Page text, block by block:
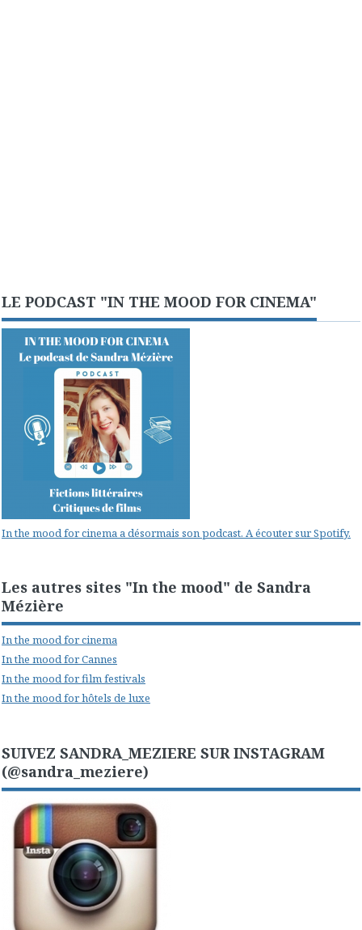
LE PODCAST "IN THE MOOD FOR CINEMA"
In the mood for cinema a désormais son podcast. A écouter sur Spotify.
Les autres sites "In the mood" de Sandra
Mézière
In the mood for cinema
In the mood for Cannes
In the mood for film festivals
In the mood for hôtels de luxe
SUIVEZ SANDRA_MEZIERE SUR INSTAGRAM
(@sandra_meziere)